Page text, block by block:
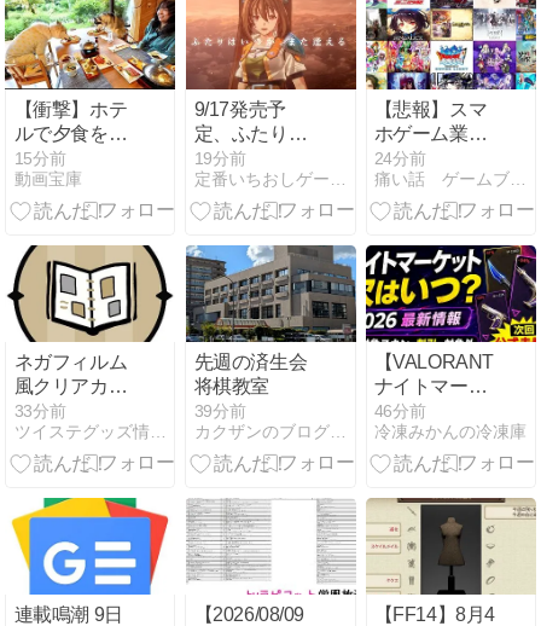
【衝撃】ホテ
ルで夕食を楽
しむ大型犬の
姿が完全に人
間の子供でし
リアンハスキ
ー】【わんわ
んパラダイス
伊豆高原】
15分前
動画宝庫
9/17発売予
定、ふたりは
いつかまた逢
える『空の軌
跡 the 2nd』プ
トレーラー公
開！
19分前
定番いちおしゲーム！
【悲報】スマ
ホゲーム業
界、サ終が相
次ぎガチで危
機的な状況
がこちら
24分前
痛い話 ゲームブログ
ネガフィルム
風クリアカー
ド【アニメイ
ト
Halloween2026
典】
33分前
ツイステグッズ情報データベース
先週の済生会
将棋教室
39分前
カクザンのブログ（岡山市の親子将棋教室）
【VALORANT】
ナイトマーケ
ット次はい
つ？2026年開
催日・対象ス
46分前
冷凍みかんの冷凍庫
連載鳴潮 9日
【2026/08/09
【FF14】8月4